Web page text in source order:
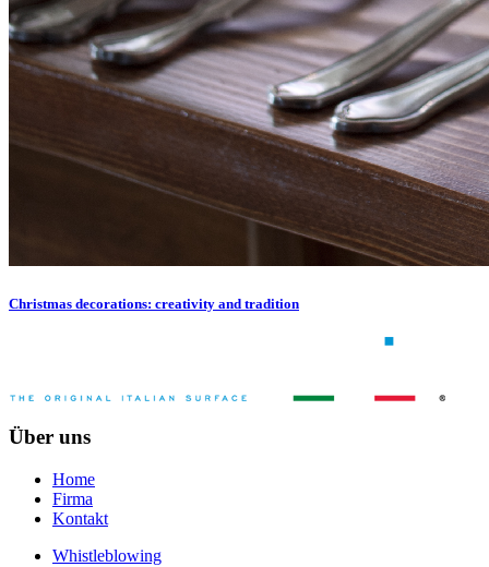
Christmas decorations: creativity and tradition
Über uns
Home
Firma
Kontakt
Whistleblowing